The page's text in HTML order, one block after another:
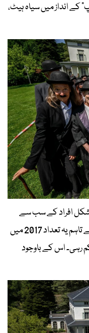
کے انداز میں سیاہ ہیٹ،
شکل افراد کے سب سے
بڑے اجتماع کا عالمی ریکارڈ قائم کریں گے تاہم یہ تعداد 2017 میں
سے کم رہی۔ اس کے باوجود